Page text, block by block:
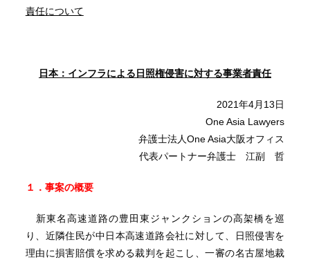
責任について
日本：インフラによる日照権侵害に対する事業者責任
2021年4月13日
One Asia Lawyers
弁護士法人One Asia大阪オフィス
代表パートナー弁護士 江副 哲
１．事案の概要
新東名高速道路の豊田東ジャンクションの高架橋を巡
り、近隣住民が中日本高速道路会社に対して、日照侵害を
理由に損害賠償を求める裁判を起こし、一審の名古屋地裁